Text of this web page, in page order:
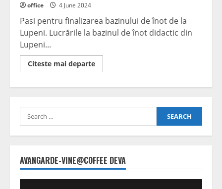
office 4 June 2024
Pasi pentru finalizarea bazinului de înot de la
Lupeni. Lucrările la bazinul de înot didactic din
Lupeni...
Citeste mai departeRead
more
bazinului
de
Search
for:
AVANGARDE-VINE@COFFEE DEVA